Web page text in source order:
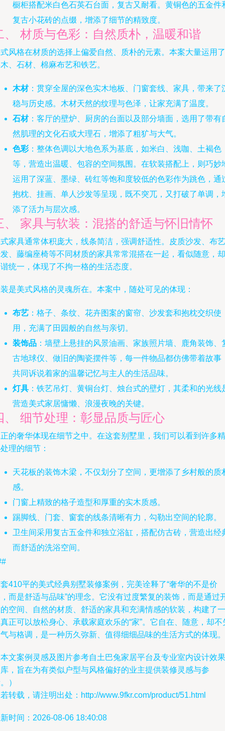
橱柜搭配米白色石英石台面，复古又耐看。黄铜色的五金件
复古小花砖的点缀，增添了细节的精致度。
、 材质与色彩：自然质朴，温暖和谐
风格在材质的选择上偏爱自然、质朴的元素。本案大量运用了
、石材、棉麻布艺和铁艺。
木材：贯穿全屋的深色实木地板、门窗套线、家具，带来了
稳与历史感。木材天然的纹理与色泽，让家充满了温度。
石材：客厅的壁炉、厨房的台面以及部分墙面，选用了带有
然肌理的文化石或大理石，增添了粗犷与大气。
色彩：整体色调以大地色系为基底，如米白、浅咖、土褐色
等，营造出温暖、包容的空间氛围。在软装搭配上，则巧妙
运用了深蓝、墨绿、砖红等饱和度较低的色彩作为跳色，通
抱枕、挂画、单人沙发等呈现，既不突兀，又打破了单调，
添了活力与层次感。
、 家具与软装：混搭的舒适与怀旧情怀
家具通常体积庞大，线条简洁，强调舒适性。皮质沙发、布艺
、藤编座椅等不同材质的家具常常混搭在一起，看似随意，却
统一，体现了不拘一格的生活态度。
是美式风格的灵魂所在。本案中，随处可见的体现：
布艺 ：格子、条纹、花卉图案的窗帘、沙发套和抱枕交织使
用，充满了田园般的自然与亲切。
装饰品 ：墙壁上悬挂的风景油画、家族照片墙、鹿角装饰、
古地球仪、做旧的陶瓷摆件等，每一件物品都仿佛带着故事
共同诉说着家的温馨记忆与主人的生活品味。
灯具 ：铁艺吊灯、黄铜台灯、烛台式的壁灯，其柔和的光线
营造美式家居慵懒、浪漫夜晚的关键。
、 细节处理：彰显品质与匠心
的奢华体现在细节之中。在这套别墅里，我们可以看到许多精
理的细节：
天花板的装饰木梁，不仅划分了空间，更增添了乡村般的质
感。
门窗上精致的格子造型和厚重的实木质感。
踢脚线、门套、窗套的线条清晰有力，勾勒出空间的轮廓。
卫生间采用复古五金件和独立浴缸，搭配仿古砖，营造出经
而舒适的洗浴空间。
410平的美式经典别墅装修案例，完美诠释了“奢华的不是价
而是舒适与品味”的理念。它没有过度繁复的装饰，而是通过
空间、自然的材质、舒适的家具和充满情感的软装，构建了一
正可以放松身心、承载家庭欢乐的“家”。它自在、随意，却不
与格调，是一种历久弥新、值得细细品味的生活方式的体现。
文案例灵感及图片参考自土巴兔家居平台及专业室内设计效果
，旨在为有类似户型与风格偏好的业主提供装修灵感与参
）
转载，请注明出处：http://www.9fkr.com/product/51.html
时间：2026-08-06 18:40:08